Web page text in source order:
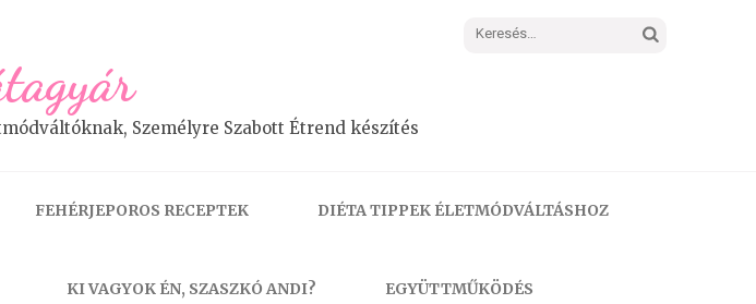
Keresés:
Személyre Szabott Étrend készítés
FEHÉRJEPOROS RECEPTEK DIÉTA TIPPEK ÉLETMÓDVÁLTÁSHOZ
KI VAGYOK ÉN, SZASZKÓ ANDI? EGYÜTTMŰKÖDÉS